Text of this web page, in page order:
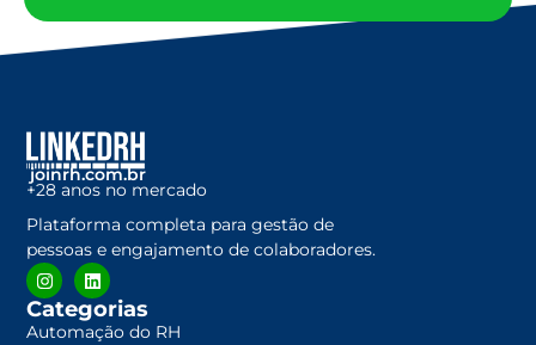
joinrh.com.br
+28 anos no mercado
Plataforma completa para gestão de
pessoas e engajamento de colaboradores.
Categorias
Automação do RH